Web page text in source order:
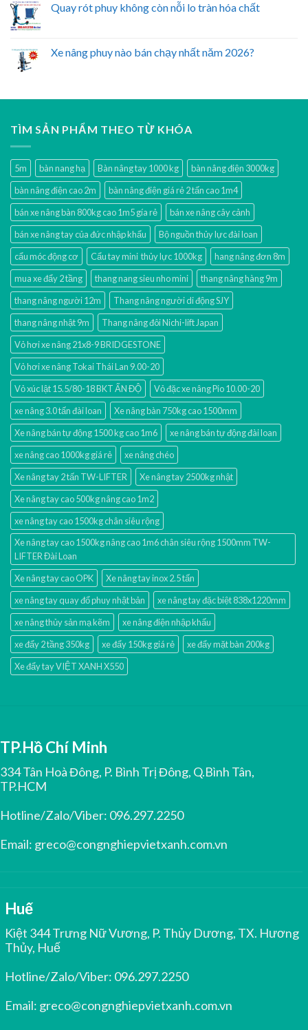
Quay rót phuy không còn nỗi lo tràn hóa chất
Xe nâng phuy nào bán chạy nhất năm 2026?
TÌM SẢN PHẨM THEO TỪ KHÓA
5m bàn nang hạ Bàn nâng tay 1000 kg
bàn nâng điện 3000kg
bàn nâng điện cao 2m
bàn nâng điện giá rẻ 2 tấn cao 1m4
bán xe nâng bàn 800kg cao 1m5 gía rẻ
bán xe nâng cây cảnh
bán xe nâng tay của đức nhập khẩu
Bộ nguồn thủy lực đài loan
cẩu móc động cơ
Cẩu tay mini thủy lực 1000kg
hang nâng đơn 8m
mua xe đẩy 2 tầng
thang nang sieu nho mini
thang nâng hàng 9m
thang nâng người 12m
Thang nâng người di động SJY
thang nâng nhật 9m
Thang nâng đôi Nichi-lift Japan
Vỏ hơi xe nâng 21x8-9 BRIDGESTONE
Vỏ hơi xe nâng Tokai Thái Lan 9.00-20
Vỏ xúc lật 15.5/80-18 BKT ẤN ĐỘ
Vỏ đặc xe nâng Pio 10.00-20
xe nâng 3.0 tấn đài loan
Xe nâng bàn 750kg cao 1500mm
Xe nâng bán tự động 1500 kg cao 1m6
xe nâng bán tự động đài loan
xe nâng cao 1000kg giá rẻ
xe nâng chéo
Xe nâng tay 2 tấn TW-LIFTER
Xe nâng tay 2500kg nhật
Xe nâng tay cao 500kg nâng cao 1m2
xe nâng tay cao 1500kg chân siêu rộng
Xe nâng tay cao 1500kg nâng cao 1m6 chân siêu rộng 1500mm TW-
LIFTER Đài Loan
Xe nâng tay cao OPK
Xe nâng tay inox 2.5 tấn
xe nâng tay quay đổ phuy nhật bản
xe nâng tay đặc biệt 838x1220mm
xe nâng thủy sản mạ kẽm
xe nâng điện nhập khấu
xe đẩy 2 tầng 350kg
xe đẩy 150kg giá rẻ
xe đẩy mặt bàn 200kg
Xe đẩy tay VIỆT XANH X550
TP.Hồ Chí Minh
334 Tân Hoà Đông, P. Bình Trị Đông, Q.Bình Tân,
TP.HCM
Hotline/Zalo/Viber: 096.297.2250
Email: greco@congnghiepvietxanh.com.vn
Huế
Kiệt 344 Trưng Nữ Vương, P. Thủy Dương, TX. Hương
Thủy, Huế
Hotline/Zalo/Viber: 096.297.2250
Email: greco@congnghiepvietxanh.com.vn